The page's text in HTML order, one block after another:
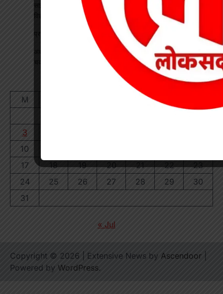
साइबर सुरक्षा एवं छात्र कानून जागरूकता कार्यक्रम आयोजित, प्रतिभावान
विद्यार्थियों का हुआ सम्मान
प्रधान पाठक पर हमला, स्कूल का चपरासी गिरफ्तार
अधीक्षिका को हटाने की मांग पर छात्राओं का फूटा गुस्सा, NH-130 पर
चक्काजाम से घंटों थमा यातायात
August 2026
M
3
10
17
18 19 20 21 22
23
24
25 26 27 28 29
30
31
« Jul
Copyright © 2026 | Extensive News by Ascendoor
Powered by WordPress.